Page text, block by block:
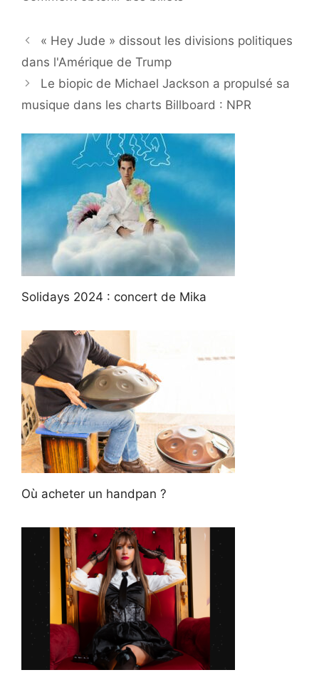
« Hey Jude » dissout les divisions politiques
dans l'Amérique de Trump
Le biopic de Michael Jackson a propulsé sa
musique dans les charts Billboard : NPR
Solidays 2024 : concert de Mika
Où acheter un handpan ?